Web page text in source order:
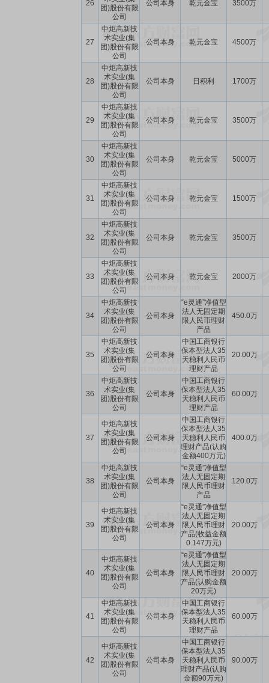
26
团)股份有限
公司
公司本身 乾元金宝 3500万
27
中炬高新技
术实业(集
团)股份有限
公司
公司本身 乾元金宝 4500万
28
中炬高新技
术实业(集
团)股份有限
公司
公司本身 日积利 1700万
29
中炬高新技
术实业(集
团)股份有限
公司
公司本身 乾元金宝 3500万
30
中炬高新技
术实业(集
团)股份有限
公司
公司本身 乾元金宝 5000万
31
中炬高新技
术实业(集
团)股份有限
公司
公司本身 乾元金宝 1500万
32
中炬高新技
术实业(集
团)股份有限
公司
公司本身 乾元金宝 3500万
33
中炬高新技
术实业(集
团)股份有限
公司
公司本身 乾元金宝 2000万
34
中炬高新技
术实业(集
团)股份有限
公司
公司本身
“e灵通”净值型
法人无固定期
限人民币理财
产品
450.0万
35
中炬高新技
术实业(集
团)股份有限
公司
公司本身
中国工商银行
保本型法人35
天稳利人民币
理财产品
20.00万
36
中炬高新技
术实业(集
团)股份有限
公司
公司本身
中国工商银行
保本型法人35
天稳利人民币
理财产品
60.00万
37
中炬高新技
术实业(集
团)股份有限
公司
公司本身
中国工商银行
保本型法人35
天稳利人民币
理财产品(认购
金额400万元)
400.0万
38
中炬高新技
术实业(集
团)股份有限
公司
公司本身
“e灵通”净值型
法人无固定期
限人民币理财
产品
120.0万
39
中炬高新技
术实业(集
团)股份有限
公司
公司本身
“e灵通”净值型
法人无固定期
限人民币理财
产品(收益金额
0.147万元)
20.00万
40
中炬高新技
术实业(集
团)股份有限
公司
公司本身
“e灵通”净值型
法人无固定期
限人民币理财
产品(认购金额
20万元)
20.00万
41
中炬高新技
术实业(集
团)股份有限
公司
公司本身
中国工商银行
保本型法人35
天稳利人民币
理财产品
60.00万
42
中炬高新技
术实业(集
团)股份有限
公司
公司本身
中国工商银行
保本型法人35
天稳利人民币
理财产品(认购
金额90万元)
90.00万